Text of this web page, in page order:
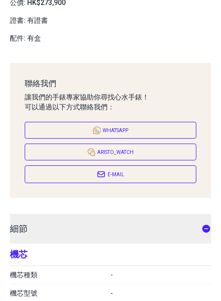
公價: HK$273,900
證書: 有證書
配件: 有盒
聯絡我們
讓我們的手錶專家協助你尋找心水手錶！
可以通過以下方式聯絡我們：
WHATSAPP
ARISTO_WATCH
E-MAIL
細節
機芯
機芯種類 -
機芯型號 -